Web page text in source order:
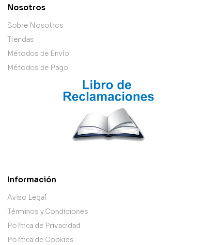
Nosotros
Sobre Nosotros
Tiendas
Métodos de Envío
Métodos de Pago
Información
Aviso Legal
Términos y Condiciones
Política de Privacidad
Política de Cookies